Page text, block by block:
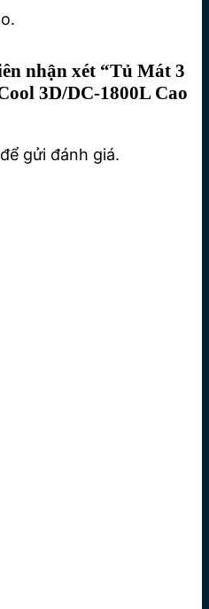
nhận xét “Tủ Mát 3
3D/DC-1800L Cao
để gửi đánh giá.